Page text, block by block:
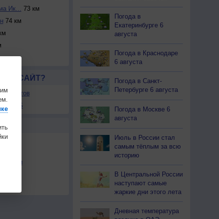
Ик... 73 км
74 км
САЙТ?
сайтов
в RSS
Погода в
Екатеринбурге 6
августа
Погода в Краснодаре
6 августа
Погода в Санкт-
Петербурге 6 августа
Погода в Москве 6
августа
Июль в России стал
самым тёплым за всю
историю
В Центральной России
наступают самые
жаркие дни этого лета
Дневная температура